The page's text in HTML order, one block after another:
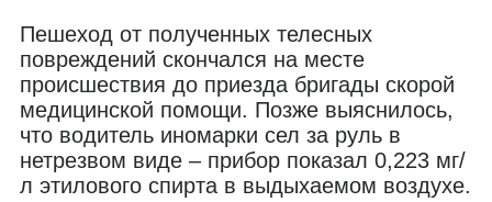
Пешеход от полученных телесных
повреждений скончался на месте
происшествия до приезда бригады скорой
медицинской помощи. Позже выяснилось,
что водитель иномарки сел за руль в
нетрезвом виде – прибор показал 0,223 мг/
л этилового спирта в выдыхаемом воздухе.